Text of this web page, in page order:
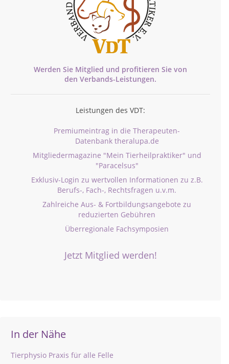
Werden Sie Mitglied und profitieren Sie von
den Verbands-Leistungen.
Leistungen des VDT:
Premiumeintrag in die Therapeuten-
Datenbank theralupa.de
Mitgliedermagazine "Mein Tierheilpraktiker" und
"Paracelsus"
Exklusiv-Login zu wertvollen Informationen zu z.B.
Berufs-, Fach-, Rechtsfragen u.v.m.
Zahlreiche Aus- & Fortbildungsangebote zu
reduzierten Gebühren
Überregionale Fachsymposien
Jetzt Mitglied werden!
In der Nähe
Tierphysio Praxis für alle Felle